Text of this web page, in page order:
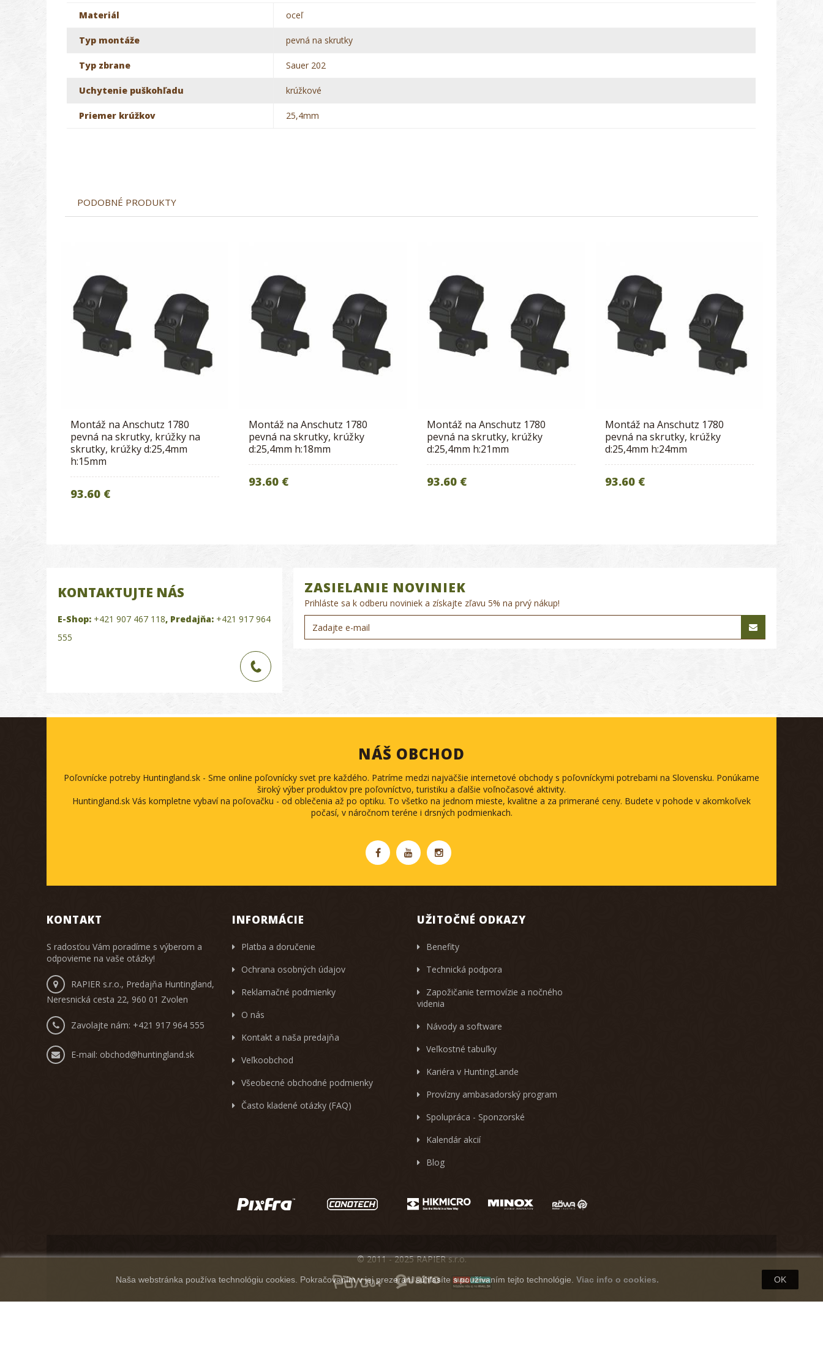
Materiál oceľ
Typ montáže pevná na skrutky
Typ zbrane Sauer 202
Uchytenie puškohľadu krúžkové
Priemer krúžkov 25,4mm
PODOBNÉ PRODUKTY
Montáž na Anschutz 1780
pevná na skrutky, krúžky na
skrutky, krúžky d:25,4mm
h:15mm
93.60 €
Montáž na Anschutz 1780
pevná na skrutky, krúžky
d:25,4mm h:18mm
93.60 €
Montáž na Anschutz 1780
pevná na skrutky, krúžky
d:25,4mm h:21mm
93.60 €
Montáž na Anschutz 1780
pevná na skrutky, krúžky
d:25,4mm h:24mm
93.60 €
KONTAKTUJTE NÁS
E-Shop: +421 907 467 118, Predajňa: +421 917 964
555
ZASIELANIE NOVINIEK
Prihláste sa k odberu noviniek a získajte zľavu 5% na prvý nákup!
NÁŠ OBCHOD
Poľovnícke potreby Huntingland.sk - Sme online poľovnícky svet pre každého. Patríme medzi najväčšie internetové obchody s poľovníckymi potrebami na Slovensku. Ponúkame
široký výber produktov pre poľovníctvo, turistiku a ďalšie voľnočasové aktivity.
Huntingland.sk Vás kompletne vybaví na poľovačku - od oblečenia až po optiku. To všetko na jednom mieste, kvalitne a za primerané ceny. Budete v pohode v akomkoľvek
počasí, v náročnom teréne i drsných podmienkach.
KONTAKT
S radosťou Vám poradíme s výberom a
odpovieme na vaše otázky!
RAPIER s.r.o., Predajňa Huntingland,
Neresnická cesta 22, 960 01 Zvolen
Zavolajte nám: +421 917 964 555
E-mail: obchod@huntingland.sk
INFORMÁCIE
Platba a doručenie
Ochrana osobných údajov
Reklamačné podmienky
O nás
Kontakt a naša predajňa
Veľkoobchod
Všeobecné obchodné podmienky
Často kladené otázky (FAQ)
UŽITOČNÉ ODKAZY
Benefity
Technická podpora
Zapožičanie termovízie a nočného
videnia
Návody a software
Veľkostné tabuľky
Kariéra v HuntingLande
Provízny ambasadorský program
Spolupráca - Sponzorské
Kalendár akcií
Blog
Naša webstránka používa technológiu cookies. Pokračovaním v jej prezeraní súhlasíte s používaním tejto technológie. Viac info o cookies. OK
© 2011 - 2025 RAPIER s.r.o.